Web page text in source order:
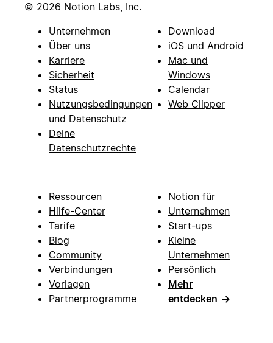
© 2026 Notion Labs, Inc.
Unternehmen
Über uns
Karriere
Sicherheit
Status
Nutzungsbedingungen
und Datenschutz
Deine
Datenschutzrechte
Download
iOS und Android
Mac und
Windows
Calendar
Web Clipper
Ressourcen
Hilfe-Center
Tarife
Blog
Community
Verbindungen
Vorlagen
Partnerprogramme
Notion für
Unternehmen
Start-ups
Kleine
Unternehmen
Persönlich
Mehr
entdecken →